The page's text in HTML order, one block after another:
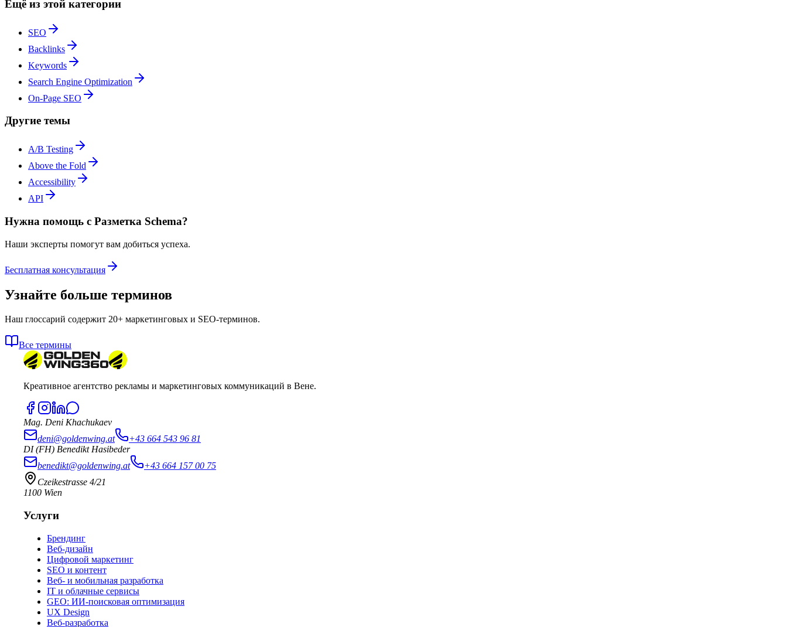
Ещё из этой категории
SEO
Backlinks
Keywords
Search Engine Optimization
On-Page SEO
Другие темы
A/B Testing
Above the Fold
Accessibility
API
Нужна помощь с Разметка Schema?
Наши эксперты помогут вам добиться успеха.
Бесплатная консультация
Узнайте больше терминов
Наш глоссарий содержит 20+ маркетинговых и SEO-терминов.
Все термины
Креативное агентство рекламы и маркетинговых коммуникаций в Вене.
Mag. Deni Khachukaev
deni@goldenwing.at
+43 664 543 96 81
DI (FH) Benedikt Hasibeder
benedikt@goldenwing.at
+43 664 157 00 75
Czeikestrasse 4/21
1100 Wien
Услуги
Брендинг
Веб-дизайн
Цифровой маркетинг
SEO и контент
Веб- и мобильная разработка
IT и облачные сервисы
GEO: ИИ-поисковая оптимизация
UX Design
Веб-разработка